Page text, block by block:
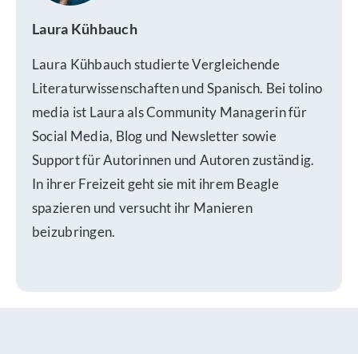
Laura Kühbauch
Laura Kühbauch studierte Vergleichende
Literaturwissenschaften und Spanisch. Bei tolino
media ist Laura als Community Managerin für
Social Media, Blog und Newsletter sowie
Support für Autorinnen und Autoren zuständig.
In ihrer Freizeit geht sie mit ihrem Beagle
spazieren und versucht ihr Manieren
beizubringen.